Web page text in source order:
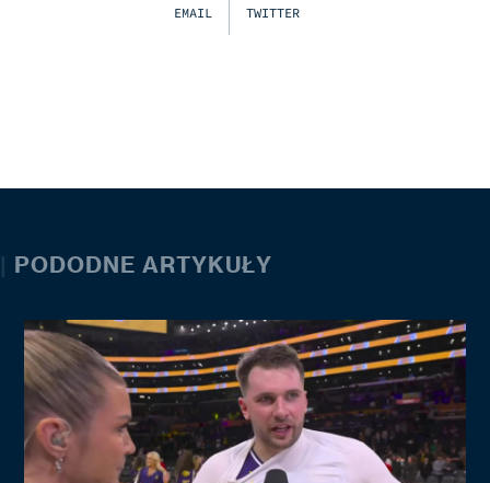
EMAIL TWITTER
| PODODNE ARTYKUŁY